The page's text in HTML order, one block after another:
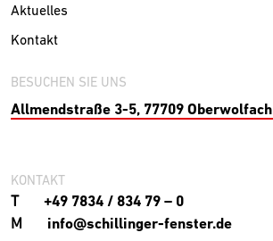
Aktuelles
Kontakt
BESUCHEN SIE UNS
Allmendstraße 3-5, 77709 Oberwolfach
KONTAKT
T
+49 7834 / 834 79 – 0
M
info@schillinger-fenster.de